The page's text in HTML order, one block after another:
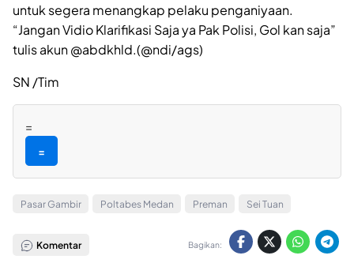
untuk segera menangkap pelaku penganiyaan.
“Jangan Vidio Klarifikasi Saja ya Pak Polisi, Gol kan saja”
tulis akun @abdkhld.(@ndi/ags)
SN /Tim
=
=
Pasar Gambir Poltabes Medan Preman Sei Tuan
Komentar Bagikan: